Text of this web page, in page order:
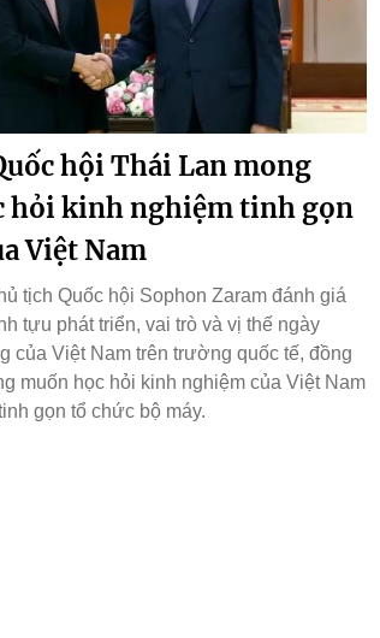
hội Thái Lan mong
hỏi kinh nghiệm tinh gọn
Việt Nam
tịch Quốc hội Sophon Zaram đánh giá
tựu phát triển, vai trò và vị thế ngày
của Việt Nam trên trường quốc tế, đồng
muốn học hỏi kinh nghiệm của Việt Nam
gọn tổ chức bộ máy.